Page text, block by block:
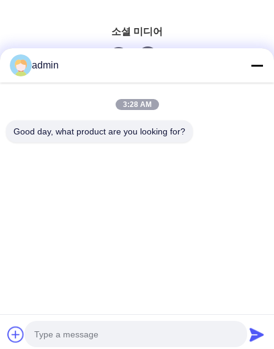
소셜 미디어
빠른 연락
HeFei Vinncom Electronic Technology Co.,Ltd. . 무단 복제 금지.
admin
3:28 AM
Good day, what product are you looking for?